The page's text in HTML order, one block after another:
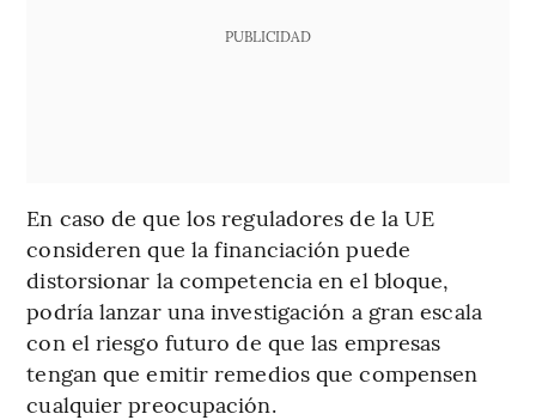
PUBLICIDAD
En caso de que los reguladores de la UE
consideren que la financiación puede
distorsionar la competencia en el bloque,
podría lanzar una investigación a gran escala
con el riesgo futuro de que las empresas
tengan que emitir remedios que compensen
cualquier preocupación.